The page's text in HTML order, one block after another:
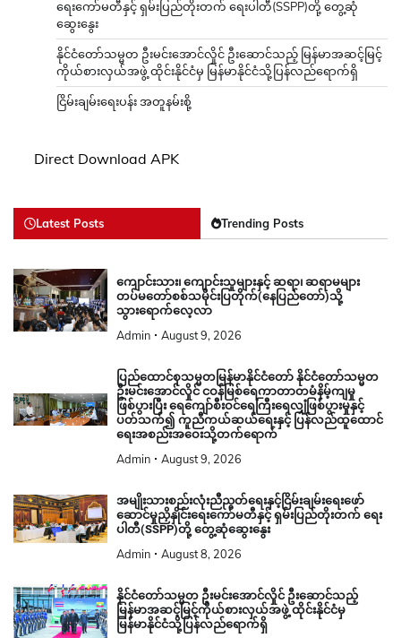
ရေးကော်မတီနှင့် ရှမ်းပြည်တိုးတက် ရေးပါတီ(SSPP)တို့ တွေ့ဆုံ
ဆွေးနွေး
နိုင်ငံတော်သမ္မတ ဦးမင်းအောင်လှိုင် ဦးဆောင်သည့် မြန်မာအဆင့်မြင့်
ကိုယ်စားလှယ်အဖွဲ့ ထိုင်းနိုင်ငံမှ မြန်မာနိုင်ငံသို့ပြန်လည်ရောက်ရှိ
ငြိမ်းချမ်းရေးပန်း အတူနမ်းစို့
Direct Download APK
Latest Posts Trending Posts
ကျောင်းသား၊ ကျောင်းသူများနှင့် ဆရာ၊ ဆရာမများ
တပ်မတော်စစ်သမိုင်းပြတိုက်(နေပြည်တော်)သို့
သွားရောက်လေ့လာ
Admin August 9, 2026
ပြည်ထောင်စုသမ္မတမြန်မာနိုင်ငံတော် နိုင်ငံတော်သမ္မတ
ဦးမင်းအောင်လှိုင် ငဝန်မြစ်ရေကာတာတမံနိမ့်ကျမှု
ဖြစ်ပွားပြီး ရေကျော်စီးဝင်ရေကြီးရေလျှံဖြစ်ပွားမှုနှင့်
ပတ်သက်၍ ကူညီကယ်ဆယ်ရေးနှင့် ပြန်လည်ထူထောင်
ရေးအစည်းအဝေးသို့တက်ရောက်
Admin August 9, 2026
အမျိုးသားစည်းလုံးညီညွတ်ရေးနှင့်ငြိမ်းချမ်းရေးဖော်
ဆောင်မှုညှိနှိုင်းရေးကော်မတီနှင့် ရှမ်းပြည်တိုးတက် ရေး
ပါတီ(SSPP)တို့ တွေ့ဆုံဆွေးနွေး
Admin August 8, 2026
နိုင်ငံတော်သမ္မတ ဦးမင်းအောင်လှိုင် ဦးဆောင်သည့်
မြန်မာအဆင့်မြင့်ကိုယ်စားလှယ်အဖွဲ့ ထိုင်းနိုင်ငံမှ
မြန်မာနိုင်ငံသို့ပြန်လည်ရောက်ရှိ